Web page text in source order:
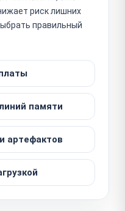
риск лишних
правильный
памяти
артефактов